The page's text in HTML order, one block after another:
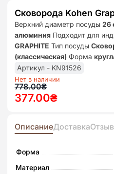
Сковорода Kohen
Верхний диаметр посуды 26
алюминия Подходит для
GRAPHITE Тип посуды
(классическая) Форма
Артикул - KN91526
Нет в наличии
778.00₴
Первоначальная
цена
778.00₴.
377.00₴
Текущая
цена:
ОписаниеДоставка
Форма
Материал